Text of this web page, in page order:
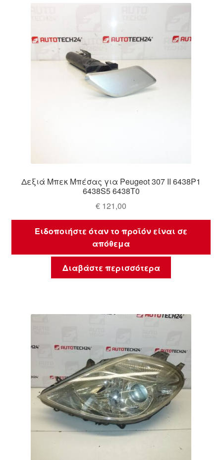
Δεξιά Μπεκ Μπέσας για Peugeot 307 II 6438P1
6438S5 6438T0
€ 121,00
Ειδοποιήστε όταν το προϊόν είναι σε
απόθεμα
Διαβάστε περισσότερα